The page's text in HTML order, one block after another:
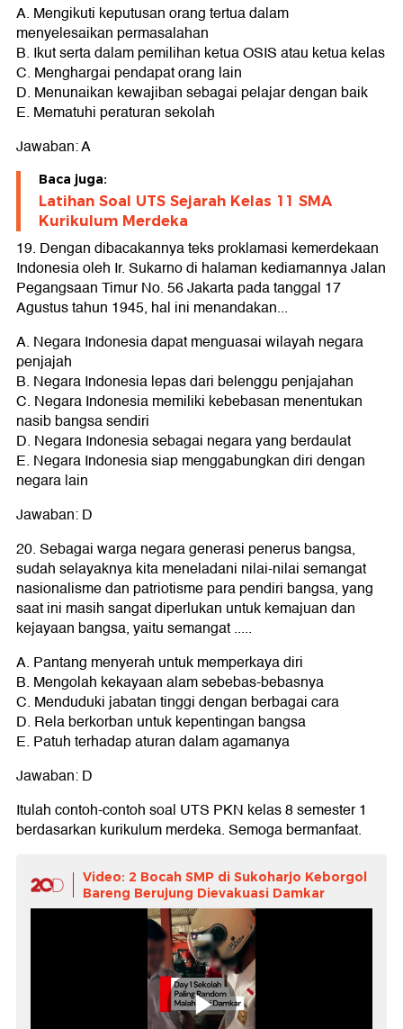
A. Mengikuti keputusan orang tertua dalam
menyelesaikan permasalahan
B. Ikut serta dalam pemilihan ketua OSIS atau ketua kelas
C. Menghargai pendapat orang lain
D. Menunaikan kewajiban sebagai pelajar dengan baik
E. Mematuhi peraturan sekolah
Jawaban: A
Baca juga:
Latihan Soal UTS Sejarah Kelas 11 SMA
Kurikulum Merdeka
19. Dengan dibacakannya teks proklamasi kemerdekaan
Indonesia oleh Ir. Sukarno di halaman kediamannya Jalan
Pegangsaan Timur No. 56 Jakarta pada tanggal 17
Agustus tahun 1945, hal ini menandakan...
A. Negara Indonesia dapat menguasai wilayah negara
penjajah
B. Negara Indonesia lepas dari belenggu penjajahan
C. Negara Indonesia memiliki kebebasan menentukan
nasib bangsa sendiri
D. Negara Indonesia sebagai negara yang berdaulat
E. Negara Indonesia siap menggabungkan diri dengan
negara lain
Jawaban: D
20. Sebagai warga negara generasi penerus bangsa,
sudah selayaknya kita meneladani nilai-nilai semangat
nasionalisme dan patriotisme para pendiri bangsa, yang
saat ini masih sangat diperlukan untuk kemajuan dan
kejayaan bangsa, yaitu semangat .....
A. Pantang menyerah untuk memperkaya diri
B. Mengolah kekayaan alam sebebas-bebasnya
C. Menduduki jabatan tinggi dengan berbagai cara
D. Rela berkorban untuk kepentingan bangsa
E. Patuh terhadap aturan dalam agamanya
Jawaban: D
Itulah contoh-contoh soal UTS PKN kelas 8 semester 1
berdasarkan kurikulum merdeka. Semoga bermanfaat.
Video: 2 Bocah SMP di Sukoharjo Keborgol
Bareng Berujung Dievakuasi Damkar